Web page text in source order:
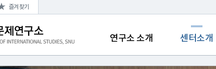
즐겨찾기
연구소 소개 센터소개